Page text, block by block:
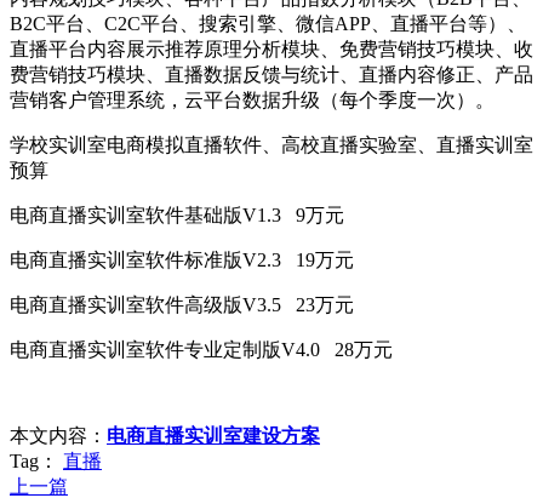
B2C平台、C2C平台、搜索引擎、微信APP、直播平台等）、
直播平台内容展示推荐原理分析模块、免费营销技巧模块、收
费营销技巧模块、直播数据反馈与统计、直播内容修正、产品
营销客户管理系统，云平台数据升级（每个季度一次）。
学校实训室电商模拟直播软件、高校直播实验室、直播实训室
预算
电商直播实训室软件基础版V1.3 9万元
电商直播实训室软件标准版V2.3 19万元
电商直播实训室软件高级版V3.5 23万元
电商直播实训室软件专业定制版V4.0 28万元
本文内容： 电商直播实训室建设方案
Tag：
直播
上一篇